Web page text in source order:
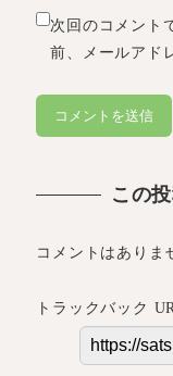
次回のコメント
前、メールアド
この
コメントはありま
トラックバック